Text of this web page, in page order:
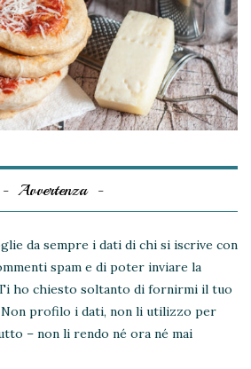
Avvertenza
da sempre i dati di chi si iscrive con
spam e di poter inviare la
ho chiesto soltanto di fornirmi il tuo
profilo i dati, non li utilizzo per
– non li rendo né ora né mai